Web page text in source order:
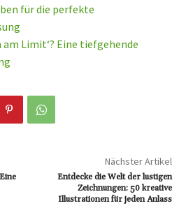
für die perfekte
am Limit‘? Eine tiefgehende
Nächster Artikel
Entdecke die Welt der lustigen
Zeichnungen: 50 kreative
Illustrationen für jeden Anlass